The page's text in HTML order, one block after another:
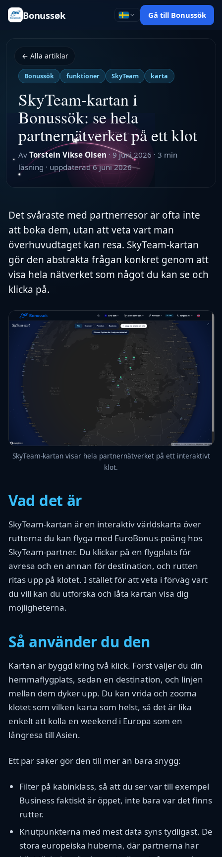
Bonussøk Gå till Bonussök
← Alla artiklar
Bonussök funktioner SkyTeam karta
SkyTeam-kartan i
Bonussök: se hela
partnernätverket på ett klot
Av Torstein Vikse Olsen · 9 juni 2026 · 3 min
läsning · uppdaterad6 juni 2026
Det svåraste med partnerresor är ofta inte
att boka dem, utan att veta vart man
överhuvudtaget kan resa. SkyTeam-kartan
gör den abstrakta frågan konkret genom att
visa hela nätverket som något du kan se och
klicka på.
SkyTeam-kartan visar hela partnernätverket på ett interaktivt
klot.
Vad det är
SkyTeam-kartan är en interaktiv världskarta över
rutterna du kan flyga med EuroBonus-poäng hos
SkyTeam-partner. Du klickar på en flygplats för
avresa och en annan för destination, och rutten
ritas upp på klotet. I stället för att veta i förväg vart
du vill kan du utforska och låta kartan visa dig
möjligheterna.
Så använder du den
Kartan är byggd kring två klick. Först väljer du din
hemmaflygplats, sedan en destination, och linjen
mellan dem dyker upp. Du kan vrida och zooma
klotet som vilken karta som helst, så det är lika
enkelt att kolla en weekend i Europa som en
långresa till Asien.
Ett par saker gör den till mer än bara snygg:
Filter på kabinklass, så att du ser var till exempel
Business faktiskt är öppet, inte bara var det finns
rutter.
Knutpunkterna med mest data syns tydligast. De
stora europeiska huberna, där partnerna har